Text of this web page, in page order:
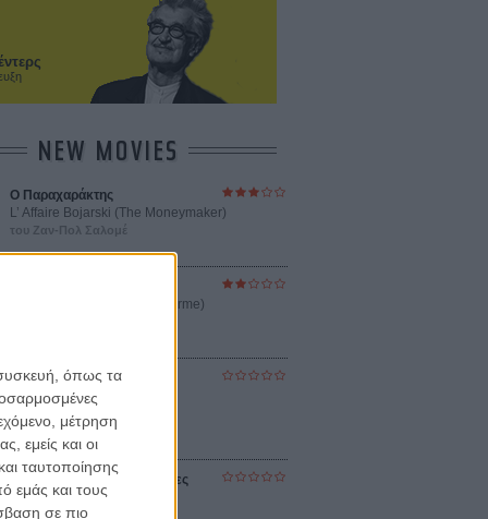
όπως τα
μέτρηση
εμείς και οι
ταυτοποίησης
εμάς και τους
σε πιο
NEW MOVIES
Ο Παραχαράκτης
L’ Affaire Bojarski (The Moneymaker)
του Ζαν-Πολ Σαλομέ
Certified Copy (Copie Conforme)
Ο Κλειδαράς του Ενός
Εκατομμυρίου
Le Million
του Γκρεγκουάρ Βινιερόν
Αυτό που Ξέρουν οι Γυναίκες
Pour le Plaisir
του Ρεέμ Κερισί